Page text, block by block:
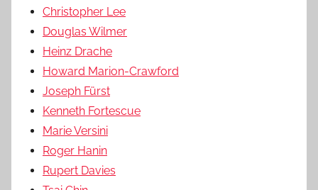
Christopher Lee
Douglas Wilmer
Heinz Drache
Howard Marion-Crawford
Joseph Fürst
Kenneth Fortescue
Marie Versini
Roger Hanin
Rupert Davies